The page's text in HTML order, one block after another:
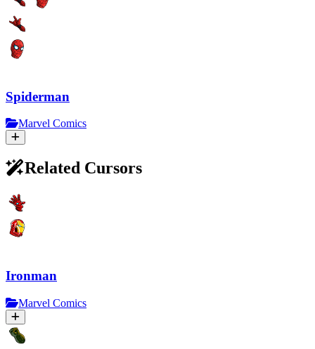
Spiderman
Marvel Comics
Related Cursors
Ironman
Marvel Comics